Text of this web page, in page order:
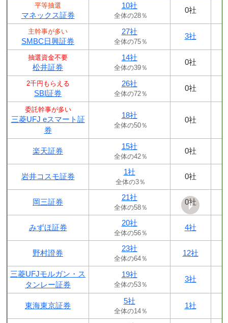
平等抽選
マネックス証券
10社
全体の28％
0社
主幹事が多い
SMBC日興証券
27社
全体の75％
3社
抽選資金不要
松井証券
14社
全体の39％
0社
2千円もらえる
SBI証券
26社
全体の72％
0社
委託幹事が多い
三菱UFJ eスマート証
券
18社
全体の50％
0社
楽天証券
15社
全体の42％
0社
岩井コスモ証券
1社
全体の3％
0社
岡三証券
21社
全体の58％
0社
みずほ証券
20社
全体の56％
4社
野村證券
23社
全体の64％
12社
三菱UFJモルガン・ス
タンレー証券
19社
全体の53％
3社
東海東京証券
5社
全体の14％
1社